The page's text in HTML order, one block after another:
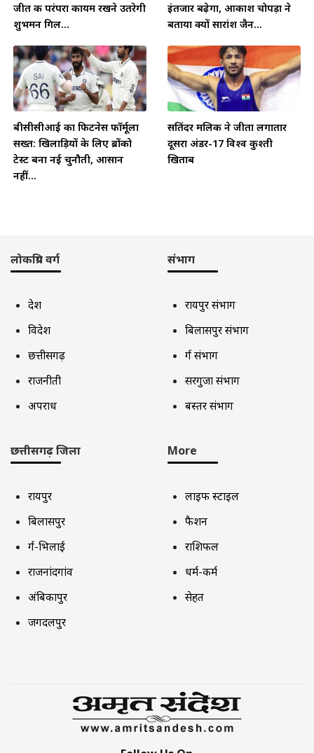
जीत की परंपरा कायम रखने उतरेगी
शुभमन गिल...
इंतजार बढ़ेगा, आकाश चोपड़ा ने
बताया क्यों सारांश जैन...
बीसीसीआई का फिटनेस फॉर्मूला
सख्त: खिलाड़ियों के लिए ब्रोंको
टेस्ट बना नई चुनौती, आसान
नहीं...
सतिंदर मलिक ने जीता लगातार
दूसरा अंडर-17 विश्व कुश्ती
खिताब
लोकप्रिय वर्ग
देश
विदेश
छत्तीसगढ़
राजनीती
अपराध
संभाग
रायपुर संभाग
बिलासपुर संभाग
दुर्ग संभाग
सरगुजा संभाग
बस्तर संभाग
छत्तीसगढ़ जिला
रायपुर
बिलासपुर
दुर्ग-भिलाई
राजनांदगांव
अंबिकापुर
जगदलपुर
More
लाइफ स्टाइल
फैशन
राशिफल
धर्म-कर्म
सेहत